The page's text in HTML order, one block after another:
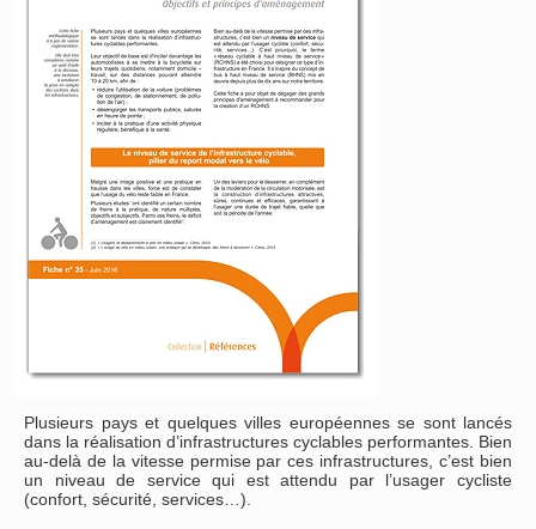
Plusieurs pays et quelques villes européennes se sont lancés
dans la réalisation d’infrastructures cyclables performantes. Bien
au-delà de la vitesse permise par ces infrastructures, c’est bien
un niveau de service qui est attendu par l’usager cycliste
(confort, sécurité, services…).